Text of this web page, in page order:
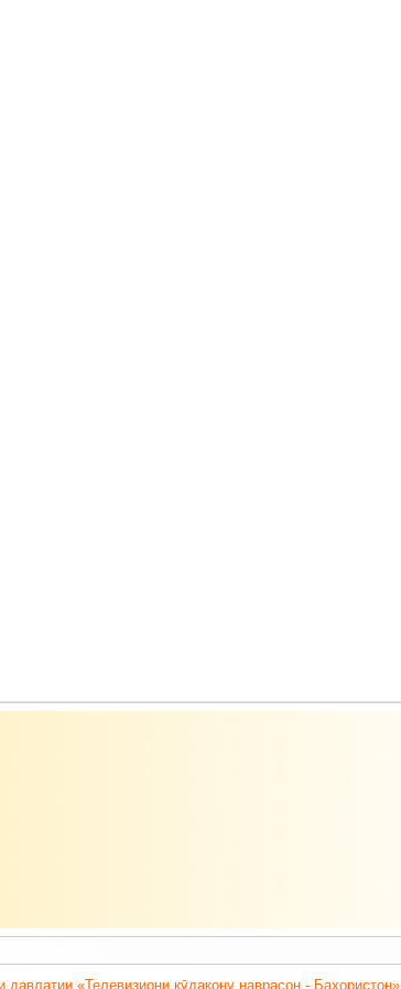
«Телевизиони кӯдакону наврасон - Баҳористон».